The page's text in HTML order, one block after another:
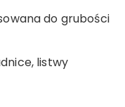
do grubości
listwy